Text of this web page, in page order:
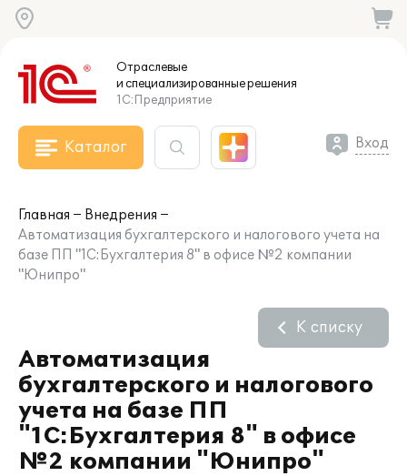
Отраслевые
и специализированныерешения
1С:Предприятие
Каталог Вход
Главная
Внедрения
Автоматизация бухгалтерского и налогового учета на
базе ПП "1С:Бухгалтерия 8" в офисе №2 компании
"Юнипро"
Автоматизация
бухгалтерского и налогового
учета на базе ПП
"1С:Бухгалтерия 8" в офисе
№2 компании "Юнипро"
К списку